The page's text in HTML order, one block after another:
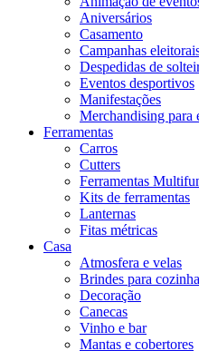
Aniversários
Casamento
Campanhas
Despedidas de
Eventos desportivos
Manifestações
Merchandising para
Ferramentas
Carros
Cutters
Ferramentas
Kits de ferramentas
Lanternas
Fitas métricas
Casa
Atmosfera e velas
Brindes para cozinha
Decoração
Canecas
Vinho e bar
Mantas e cobertores